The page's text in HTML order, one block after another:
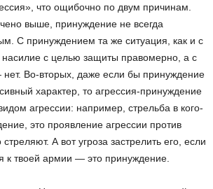
что ощибочно по двум причинам.
выше, принуждение не всегда
С принуждением та же ситуация, как и с
с целью защиты правомерно, а с
Во-вторых, даже если бы принуждение
характер, то агрессия-принуждение
агрессии: например, стрельба в кого-
это проявление агрессии против
стреляют. А вот угроза застрелить его, если
к твоей армии — это принуждение.